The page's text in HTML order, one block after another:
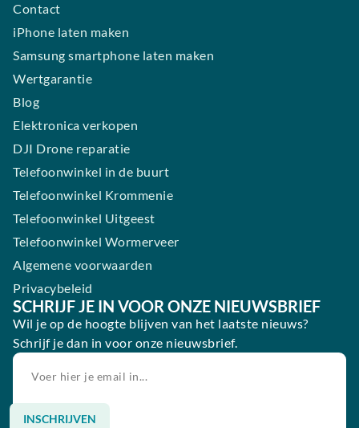
Contact
iPhone laten maken
Samsung smartphone laten maken
Wertgarantie
Blog
Elektronica verkopen
DJI Drone reparatie
Telefoonwinkel in de buurt
Telefoonwinkel Krommenie
Telefoonwinkel Uitgeest
Telefoonwinkel Wormerveer
Algemene voorwaarden
Privacybeleid
SCHRIJF JE IN VOOR ONZE NIEUWSBRIEF
Wil je op de hoogte blijven van het laatste nieuws?
Schrijf je dan in voor onze nieuwsbrief.
INSCHRIJVEN